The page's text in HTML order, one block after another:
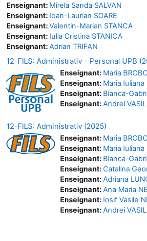
Enseignant: Mirela Sanda SALVAN
Enseignant: Ioan-Laurian SOARE
Enseignant:Valentin-Marian STANCA
Enseignant: Iulia Cristina STANICA
Enseignant:Adrian TRIFAN
12-FILS: Administrativ - Personal UPB
Enseignant: Maria
Enseignant: Maria Iuliana
Enseignant: Bianca-
Enseignant:Andrei
12-FILS: Administrativ (2025)
Enseignant: Maria
Enseignant: Maria Iuliana
Enseignant: Bianca-
Enseignant:Catalina
Enseignant:Adriana
Enseignant:Ana Maria
Enseignant: Iosif Vasile
Enseignant:Andrei